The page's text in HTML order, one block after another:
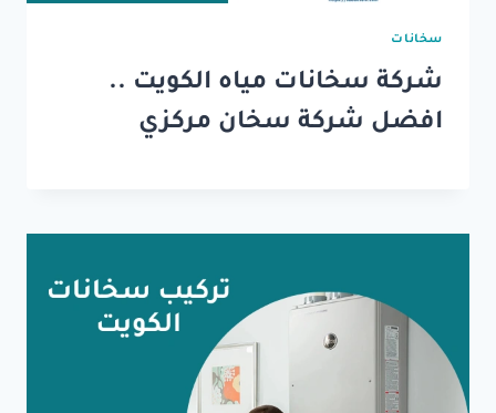
سخانات
شركة سخانات مياه الكويت ..
افضل شركة سخان مركزي